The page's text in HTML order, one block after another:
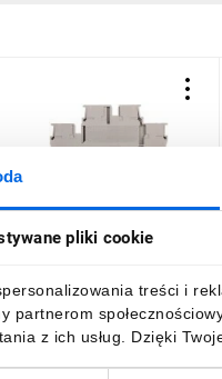
pliki cookie
treści i
partnerom
z ich usług. Dzięki
Złączka 4-przewodowa
2,5mm2 z zaciskami Push-
9,03 złbrutto